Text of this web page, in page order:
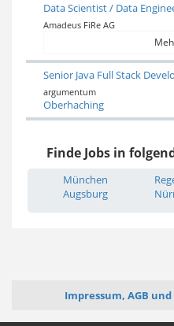
Data Scientist / Data
Amadeus FiRe AG
Senior Java Full Stack
argumentum
Oberhaching
Finde Jobs in
München
Augsburg
Impressum, AGB